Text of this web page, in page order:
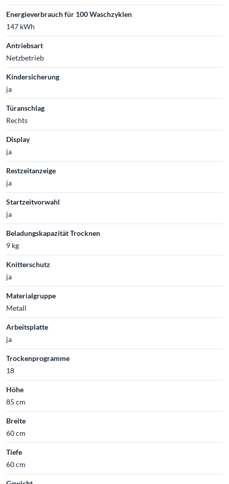
Energieverbrauch für 100 Waschzyklen
147 kWh
Antriebsart
Netzbetrieb
Kindersicherung
ja
Türanschlag
Rechts
Display
ja
Restzeitanzeige
ja
Startzeitvorwahl
ja
Beladungskapazität Trocknen
9 kg
Knitterschutz
ja
Materialgruppe
Metall
Arbeitsplatte
ja
Trockenprogramme
18
Höhe
85 cm
Breite
60 cm
Tiefe
60 cm